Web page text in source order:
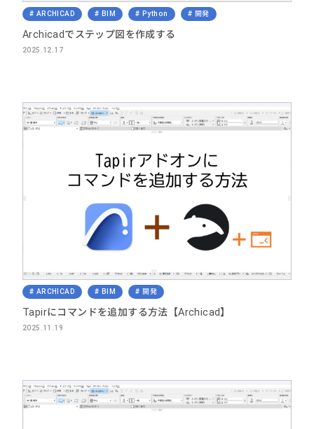
ARCHICAD BIM Python 開発
Archicadでステップ図を作成する
2025.12.17
ARCHICAD BIM 開発
Tapirにコマンドを追加する方法【Archicad】
2025.11.19